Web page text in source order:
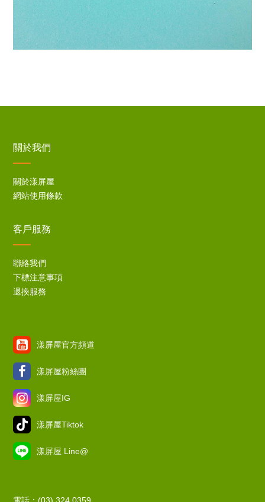
關於我們
關於漾屏屋
網站使用條款
客戶服務
聯絡我們
下標注意事項
退換服務
漾屏屋官方頻道
漾屏屋粉絲團
漾屏屋IG
漾屏屋Tiktok
漾屏屋 Line@
電話：(03) 324 0359